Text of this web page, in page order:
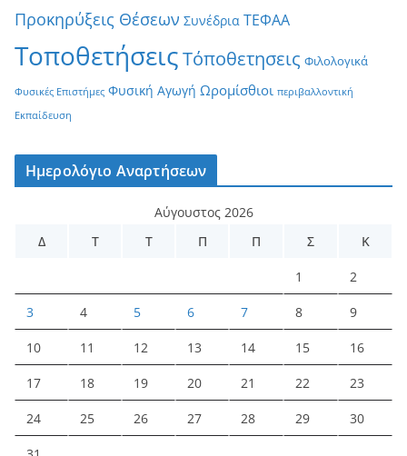
Προκηρύξεις Θέσεων Συνέδρια ΤΕΦΑΑ
ΤοποθετήσειςΤόποθετησεις Φιλολογικά
Φυσικές Επιστήμες Φυσική Αγωγή Ωρομίσθιοι περιβαλλοντική
Εκπαίδευση
Ημερολόγιο Αναρτήσεων
Αύγουστος 2026
Δ
Τ Τ Π Π Σ Κ
1 2
3 4 5 6 7 8 9
10 11 12 13 14 15 16
17 18 19 20 21 22 23
24 25 26 27 28 29 30